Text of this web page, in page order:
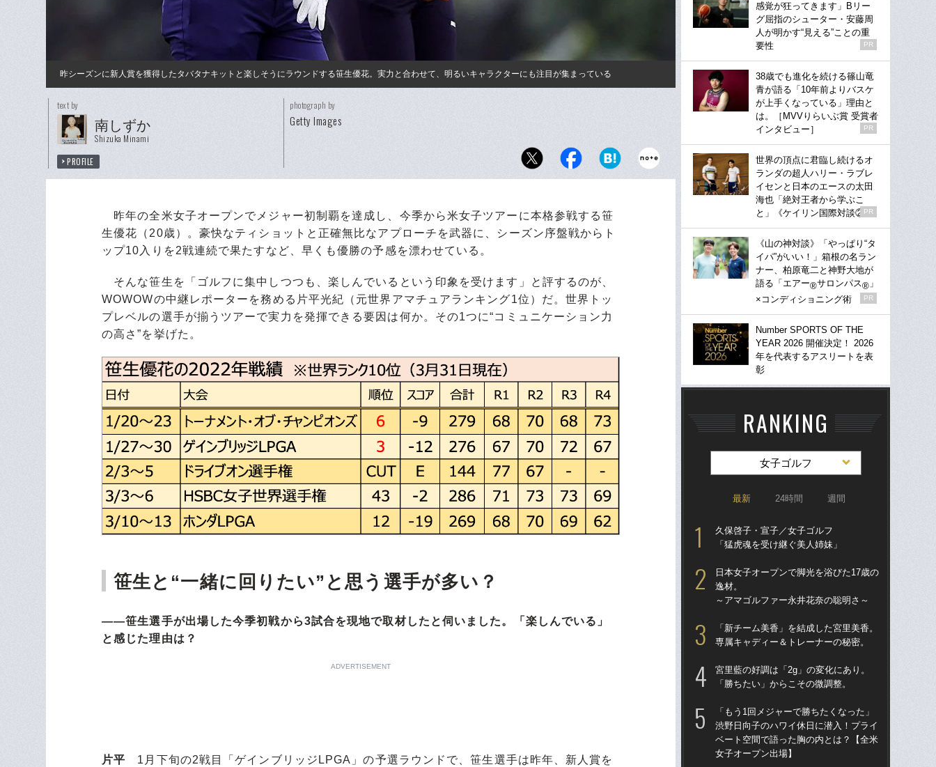
昨シーズンに新人賞を獲得したタバタナキットと楽しそうにラウンドする笹生優花。実力と合わせて、明るいキャラクターにも注目が集まっている
text by
南しずか
Shizuka Minami
PROFILE
photograph by
Getty Images
昨年の全米女子オープンでメジャー初制覇を達成し、今季から米女子ツアーに本格参戦する笹
生優花（20歳）。豪快なティショットと正確無比なアプローチを武器に、シーズン序盤戦からト
ップ10入りを2戦連続で果たすなど、早くも優勝の予感を漂わせている。
そんな笹生を「ゴルフに集中しつつも、楽しんでいるという印象を受けます」と評するのが、
WOWOWの中継レポーターを務める片平光紀（元世界アマチュアランキング1位）だ。世界トッ
プレベルの選手が揃うツアーで実力を発揮できる要因は何か。その1つに“コミュニケーション力
の高さ”を挙げた。
笹生と“一緒に回りたい”と思う選手が多い？
――笹生選手が出場した今季初戦から3試合を現地で取材したと伺いました。「楽しんでいる」
と感じた理由は？
ADVERTISEMENT
片平 1月下旬の2戦目「ゲインブリッジLPGA」の予選ラウンドで、笹生選手は昨年、新人賞を
感覚が狂ってきます」Bリー
グ屈指のシューター・安藤周
人が明かす“見える”ことの重
要性
PR
38歳でも進化を続ける篠山竜
青が語る「10年前よりバスケ
が上手くなっている」理由と
は。［MVVりらいぶ賞 受賞者
インタビュー］
PR
世界の頂点に君臨し続けるオ
ランダの超人ハリー・ラブレ
イセンと日本のエースの太田
海也「絶対王者から学ぶこ
と」《ケイリン国際対談②》
PR
《山の神対談》「やっぱり“タ
イパ”がいい！」箱根の名ラン
ナー、柏原竜二と神野大地が
語る「エアー®サロンパス® 」
×コンディショニング術
PR
Number SPORTS OF THE
YEAR 2026 開催決定！ 2026
年を代表するアスリートを表
彰
RANKING
女子ゴルフ
最新 24時間 週間
久保啓子・宣子／女子ゴルフ
「猛虎魂を受け継ぐ美人姉妹」
日本女子オープンで脚光を浴びた17歳の
逸材。
～アマゴルファー永井花奈の聡明さ～
「新チーム美香」を結成した宮里美香。
専属キャディー＆トレーナーの秘密。
宮里藍の好調は「2g」の変化にあり。
「勝ちたい」からこその微調整。
「もう1回メジャーで勝ちたくなった」
渋野日向子のハワイ休日に潜入！プライ
ベート空間で語った胸の内とは？【全米
女子オープン出場】